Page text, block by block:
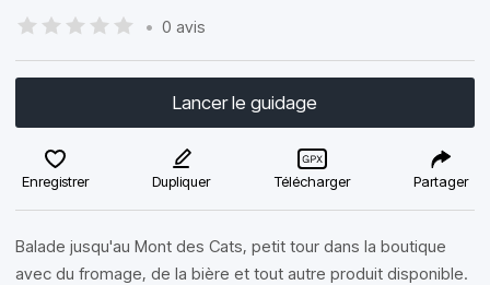
• 0 avis
Lancer le guidage
Enregistrer Dupliquer Télécharger Partager
Balade jusqu'au Mont des Cats, petit tour dans la boutique
avec du fromage, de la bière et tout autre produit disponible.